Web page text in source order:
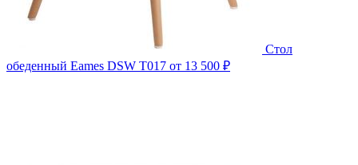
Стол
обеденный Eames DSW T017 от 13 500 ₽